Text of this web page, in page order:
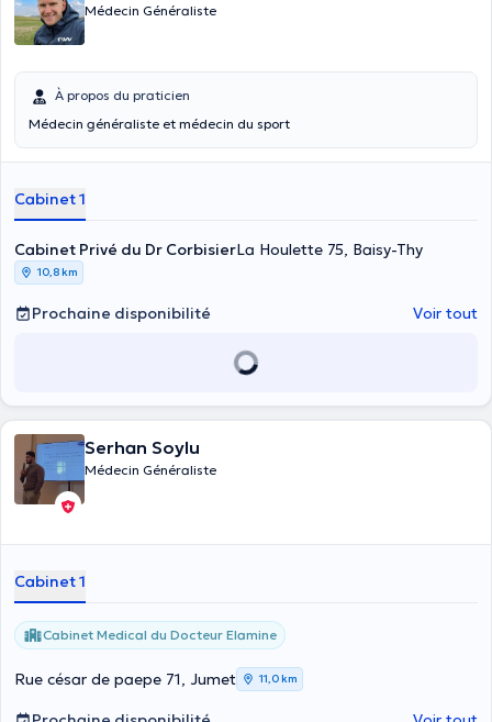
Médecin Généraliste
À propos du praticien
Médecin généraliste et médecin du sport
Cabinet 1
Cabinet Privé du Dr CorbisierLa Houlette 75, Baisy-Thy
10,8 km
Prochaine disponibilité Voir tout
Serhan Soylu
Médecin Généraliste
Cabinet 1
Cabinet Medical du Docteur Elamine
Rue césar de paepe 71, Jumet 11,0 km